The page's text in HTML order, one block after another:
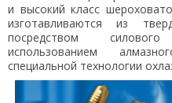
и высокий класс
изготавливаются из
посредством
использованием
специальной технологии